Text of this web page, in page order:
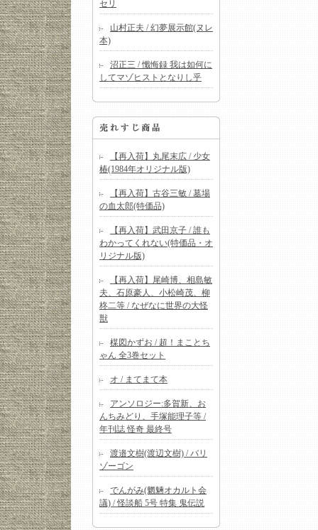
セリ
山村正夫 / 幻夢展示館(ヌレ
本)
沼正三 / 懺悔録 我は如何に
してマゾヒストとなりし乎
【再入荷】丸尾末広 / 少女
椿(1984年オリジナル版)
【再入荷】古谷三敏 / 墓場
の血太郎(特価品)
【再入荷】武田京子 / 誰も
わかってくれない(特価品・オ
リジナル版)
【再入荷】尾崎博、相島敏
夫、石原豪人、小松崎茂、柳
柊二等 / なぜなに世界の大怪
獣
楳図かずお / 超！まことち
ゃん 全3巻セット
オ / まてまて本
アンソロジー:多賀新、お
んちみどり、手塚能理子等 /
年刊誌 怪奇 最終号
渡邉文樹(渡辺文樹) / バリ
ゾーゴン
でんがみ(魍魎オカルト会
議) / 怪談船 5号 特集 鬼伝説